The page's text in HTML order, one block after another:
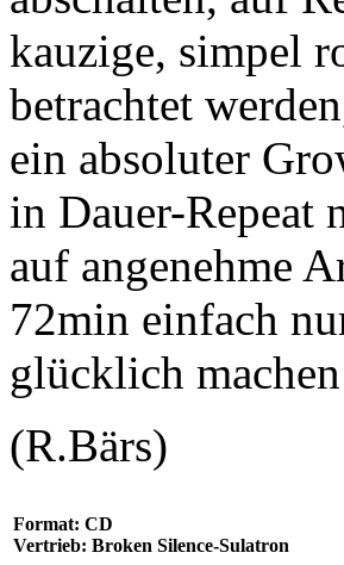
kauzige, simpel
betrachtet
ein absoluter
in Dauer-Repeat
auf angenehme
72min einfach
glücklich
(R.Bärs)
Format: CD
Vertrieb: Broken Silence-Sulatron